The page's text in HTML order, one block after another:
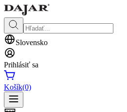
Slovensko
Prihlásiť sa
Košík(0)